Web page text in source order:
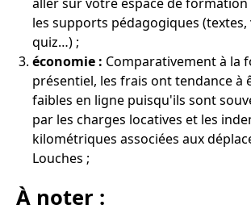
les supports pédagogiques (textes,
quiz…) ;
économie : Comparativement à la
présentiel, les frais ont tendance à
faibles en ligne puisqu'ils sont
par les charges locatives et les
kilométriques associées aux
Louches ;
À noter :